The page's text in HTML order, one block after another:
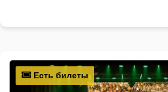
Есть билеты